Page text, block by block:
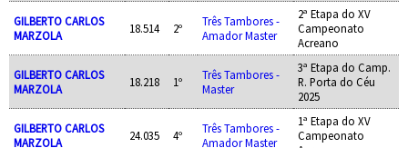
GILBERTO CARLOS
MARZOLA
18.514 2º
Três Tambores -
Amador Master
2ª Etapa do XV
Campeonato
Acreano
GILBERTO CARLOS
MARZOLA
18.218 1º
Três Tambores -
Master
3ª Etapa do Camp.
R. Porta do Céu
2025
GILBERTO CARLOS
MARZOLA
24.035 4º
Três Tambores -
Amador Master
1ª Etapa do XV
Campeonato